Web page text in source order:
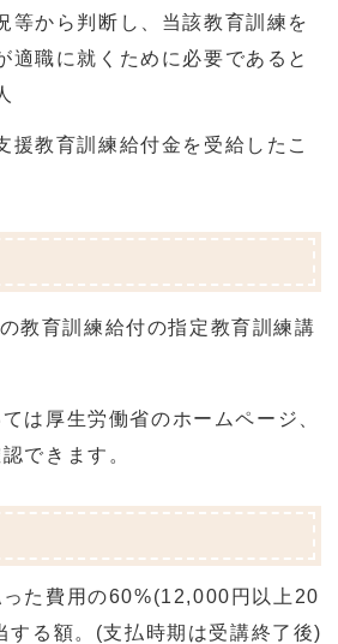
等から判断し、当該教育訓練を
適職に就くために必要であると
援教育訓練給付金を受給したこ
教育訓練給付の指定教育訓練講
は厚生労働省のホームページ、
できます。
た費用の60%(12,000円以上20
する額。(支払時期は受講終了後)